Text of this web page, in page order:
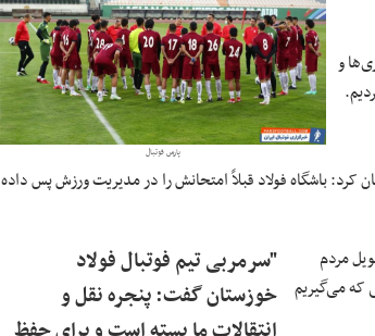
پارس فوتبال
و
کرد: باشگاه فولاد قبلاً امتحانش را در مدیریت ورزش پس داده
"سرمربی تیم فوتبال فولاد
خوزستان گفت: پنجره نقل و
مردم
که می‌گیریم